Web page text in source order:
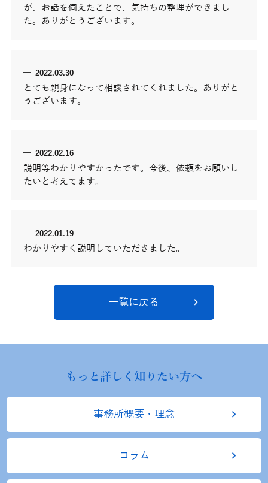
が、お話を伺えたことで、気持ちの整理ができまし
た。ありがとうございます。
2022.03.30
とても親身になって相談されてくれました。ありがと
うございます。
2022.02.16
説明等わかりやすかったです。今後、依頼をお願いし
たいと考えてます。
2022.01.19
わかりやすく説明していただきました。
一覧に戻る
もっと詳しく知りたい方へ
事務所概要・理念
コラム